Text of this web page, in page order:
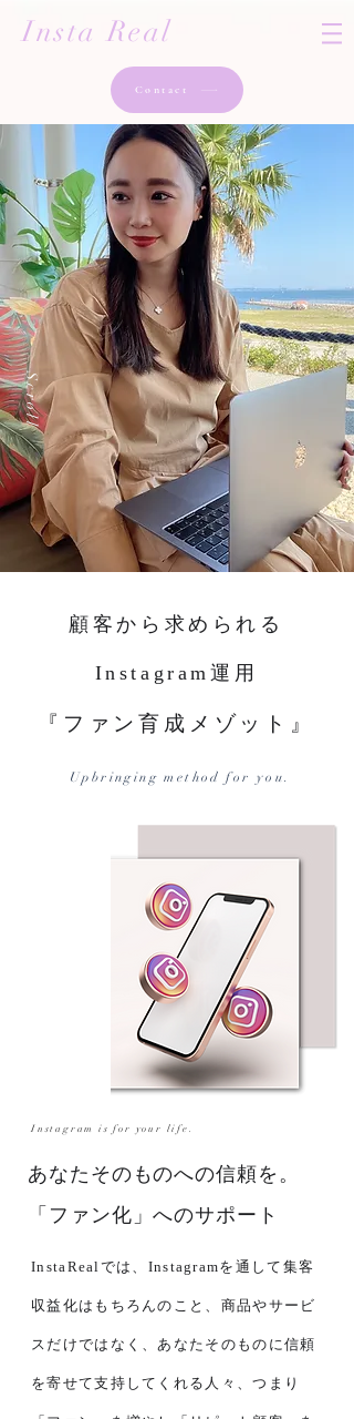
Insta Real
Contact
Scroll
顧客から求められる
Instagram運用
『ファン育成メゾット』
Upbringing method for you.
Instagram is for your life.
あなたそのものへの信頼を。
「ファン化」へのサポート
InstaRealでは、Instagramを通して集客
収益化はもちろんのこと、商品やサービ
スだけではなく、あなたそのものに信頼
を寄せて支持してくれる人々、つまり